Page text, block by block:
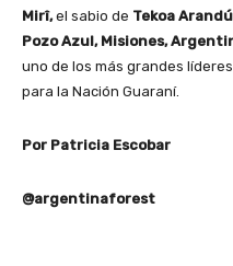
Mirî,el sabio de Tekoa Arandú
Pozo Azul, Misiones,
uno de los más grandes
para la Nación Guaraní.
Por Patricia Escobar
@argentinaforest